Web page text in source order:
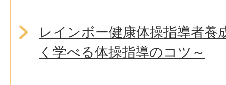
レインボー健康体操指導者養
く学べる体操指導のコツ～